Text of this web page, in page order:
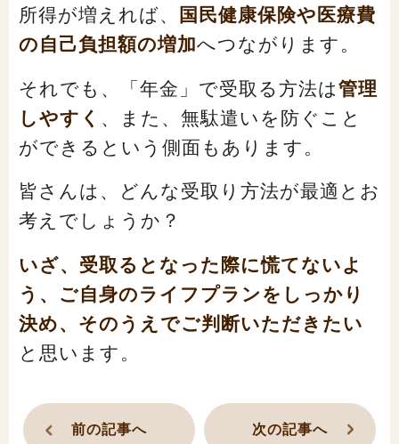
所得が増えれば、
国民健康保険や医療費
の自己負担額の増加へつながります。
それでも、「年金」で受取る方法は管理
しやすく
、また、無駄遣いを防ぐこと
ができるという側面もあります。
皆さんは、どんな受取り方法が最適とお
考えでしょうか？
いざ、受取るとなった際に慌てないよ
う、ご自身のライフプランをしっかり
決め、そのうえでご判断いただきたい
と思います。
前の記事へ 次の記事へ